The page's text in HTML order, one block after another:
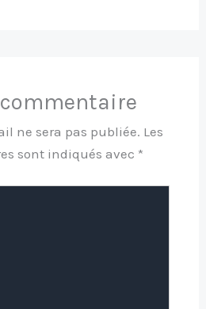
ne sera pas publiée. Les
sont indiqués avec *